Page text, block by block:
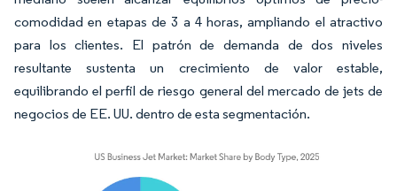
comodidad en etapas de 3 a 4 horas, ampliando el atractivo
para los clientes. El patrón de demanda de dos niveles
resultante sustenta un crecimiento de valor estable,
equilibrando el perfil de riesgo general del mercado de jets de
negocios de EE. UU. dentro de esta segmentación.